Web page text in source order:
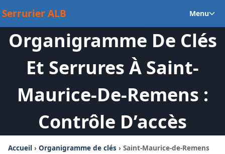
au
contenu
Serrurier ALB Menu
Organigramme De Clés
Et Serrures À Saint-
Maurice-De-Remens :
Contrôle D’accès
Accueil › Organigramme de clés › Saint-Maurice-de-Remens